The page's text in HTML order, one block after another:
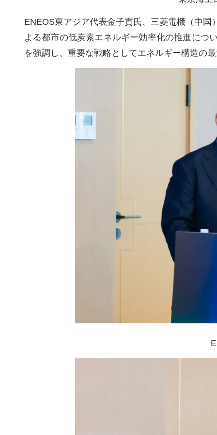
ENEOS東アジア代表金子貢氏、三菱電機（中
よる都市の低炭素エネルギー効率化の推進につ
を強調し、重要な戦略としてエネルギー構造の